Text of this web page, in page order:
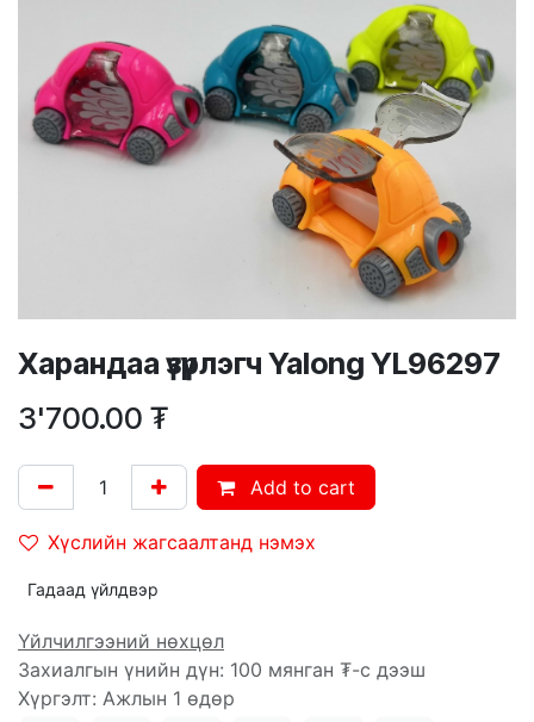
Харандаа үзүүрлэгч Yalong YL96297
3'700.00 ₮
Add to cart
Хүслийн жагсаалтанд нэмэх
Гадаад үйлдвэр
Үйлчилгээний нөхцөл
Захиалгын үнийн дүн: 100 мянган ₮-с дээш
Хүргэлт: Ажлын 1 өдөр